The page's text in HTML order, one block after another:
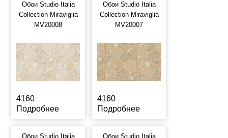
Обои Studio Italia
Collection Miraviglia
MV20008
4160
Подробнее
Обои Studio Italia
Collection Miraviglia
MV20007
4160
Подробнее
Обои Studio Italia
Обои Studio Italia